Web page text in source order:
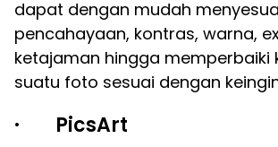
dapat dengan mudah
pencahayaan, kontras, warna,
ketajaman hingga memperbaiki
suatu foto sesuai dengan
· PicsArt